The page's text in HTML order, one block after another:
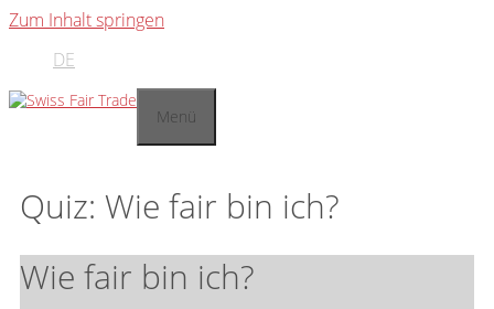
Zum Inhalt springen
DE
Menü
Quiz: Wie fair bin ich?
Wie fair bin ich?